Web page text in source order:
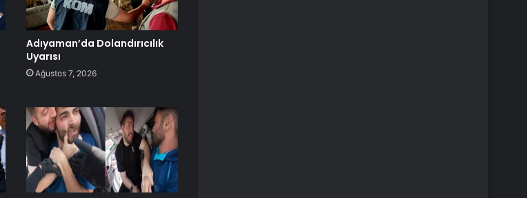
Adıyaman’da Dolandırıcılık
Uyarısı
Ağustos 7, 2026